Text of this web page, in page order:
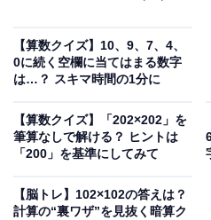
【算数クイズ】10、9、7、4、
0に続く空欄に当てはまる数字
は…？ スキマ時間の1分に
【算数クイズ】「202×202」を
筆算なしで解ける？ ヒントは
「200」を基準にしてみて
【脳トレ】102×102の答えは？
計算の“裏ワザ”を見抜く暗算ク